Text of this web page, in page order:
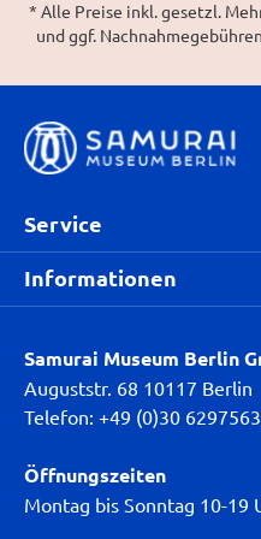
detailliert
wissenschaftlich
Zahlreiche
Ansichten der
zur Illustration
Fachbegriffe,
dem Leser zum
Premium-Version
auf hochwertigem
limitierten
Sammler und
Janssen
* Alle Preise inkl. gesetzl.
und ggf.
Service
Informationen
Samurai Museum Berlin
Auguststr. 68 10117 Berlin
Telefon: +49 (0)30
Öffnungszeiten
Montag bis Sonntag 10-19